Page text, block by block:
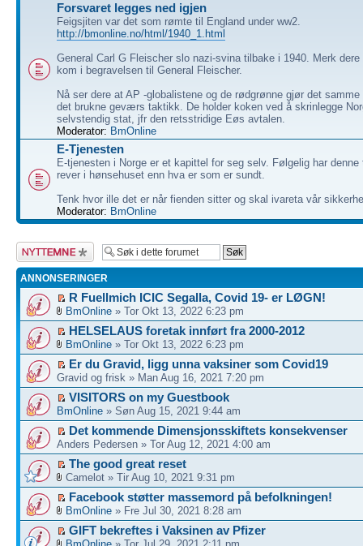
Forsvaret legges ned igjen
Feigsjiten var det som rømte til England under ww2.
http://bmonline.no/html/1940_1.html
General Carl G Fleischer slo nazi-svina tilbake i 1940. Merk
kom i begravelsen til General Fleischer.
Nå ser dere at AP -globalistene og de rødgrønne gjør det
det brukne geværs taktikk. De holder koken ved å skrinlegge
selvstendig stat, jfr den retsstridige Eøs avtalen.
Moderator: BmOnline
E-Tjenesten
E-tjenesten i Norge er et kapittel for seg selv. Følgelig har denne
rever i hønsehuset enn hva er som er sundt.
Tenk hvor ille det er når fienden sitter og skal ivareta vår
Moderator: BmOnline
Legg inn et nytt
emne
ANNONSERINGER
R Fuellmich ICIC Segalla, Covid 19- er LØGN!
BmOnline » Tor Okt 13, 2022 6:23 pm
HELSELAUS foretak innført fra 2000-2012
BmOnline » Tor Okt 13, 2022 6:23 pm
Er du Gravid, ligg unna vaksiner som Covid19
Gravid og frisk » Man Aug 16, 2021 7:20 pm
VISITORS on my Guestbook
BmOnline » Søn Aug 15, 2021 9:44 am
Det kommende Dimensjonsskiftets konsekvenser
Anders Pedersen » Tor Aug 12, 2021 4:00 am
The good great reset
Camelot » Tir Aug 10, 2021 9:31 pm
Facebook støtter massemord på befolkningen!
BmOnline » Fre Jul 30, 2021 8:28 am
GIFT bekreftes i Vaksinen av Pfizer